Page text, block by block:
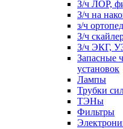
З/ч ЛОР,
З/ч на
з/ч
З/ч
З/ч ЭКГ,
Запасные
установок
Лампы
Трубки
ТЭНы
Фильтры